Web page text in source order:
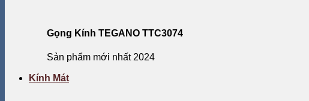
Gọng Kính TEGANO TTC3074
Sản phẩm mới nhất 2024
Kính Mát